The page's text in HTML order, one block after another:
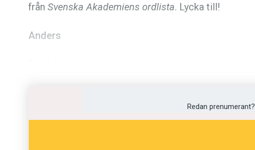
från Svenska Akademiens ordlista. Lycka till!
Anders
Redan prenumerant?